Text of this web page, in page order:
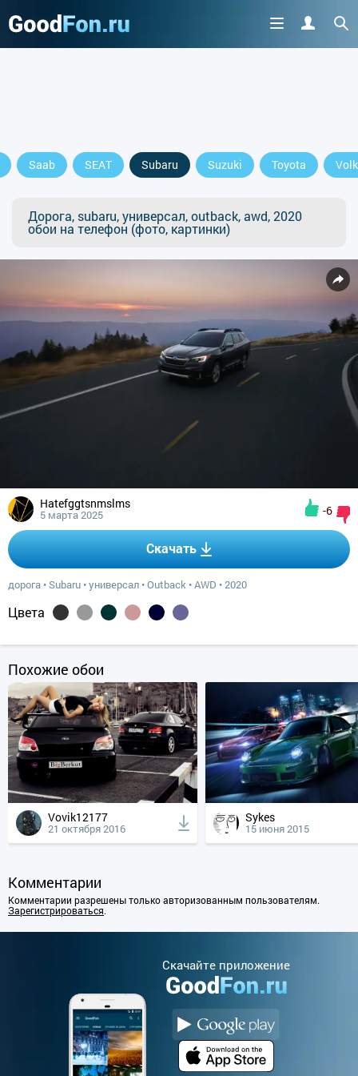
Saab SEAT Subaru Suzuki Toyota
Дорога, subaru, универсал, outback, awd, 2020
обои на телефон (фото, картинки)
Hatefggtsnmslms
5 марта 2025 -6
Скачать
дорога •Subaru •универсал •Outback •AWD •2020
Цвета
Похожие обои
Vovik12177
21 октября 2016
Sykes
15 июня 2015
Комментарии
Комментарии разрешены только авторизованным пользователям.
Зарегистрироваться.
Cкачайте приложение